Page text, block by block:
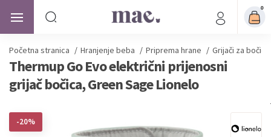
0
Početna stranica / Hranjenje beba / Priprema hrane / Grijači za bočice
Thermup Go Evo električni prijenosni
grijač bočica, Green Sage Lionelo
-20%